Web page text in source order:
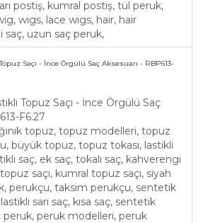
postiş, kumral postiş, tül peruk,
wigs, lace wigs, hair, hair
saç, uzun saç peruk,
Saçı - İnce Örgülü Saç Aksesuarı - RBP613-
Topuz Saçı - İnce Örgülü Saç
F6.27
topuz, topuz modelleri, topuz
büyük topuz, topuz tokası, lastikli
saç, ek saç, tokalı saç, kahverengi
saçı, kumral topuz saçı, siyah
perukçu, taksim perukçu, sentetik
sarı saç, kısa saç, sentetik
peruk, peruk modelleri, peruk